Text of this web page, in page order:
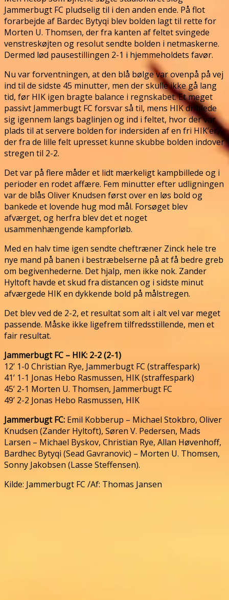
Jammerbugt FC pludselig til i den anden ende. På flot
forarbejde af Bardec Bytyqi blev bolden lagt til rette for
Morten U. Thomsen, der fra kanten af feltet svingede
venstreskøjten og resolut sendte bolden i netmaskerne.
Dermed lød pausestillingen 2-1 i hjemmeholdets favør.
Nu var forventningen, at den blå bølge var ovenpå på vej
ind til de sidste 45 minutter, men der skulle ikke gå lang
tid, før HIK igen bragte balance i regnskabet. Et meget
passivt Jammerbugt FC forsvar så til, mens HIK driblede
sig igennem langs baglinjen og ind i feltet, hvor der var
plads til at servere bolden for indersiden af en fri HIK’er,
der fra de lille felt upresset kunne skubbe bolden indover
stregen til 2-2.
Det var på flere måder et lidt mærkeligt kampbillede og i
perioder en rodet affære. Fem minutter efter udligningen
var de blås Oliver Knudsen først over en løs bold og
bankede et lovende hug mod mål. Forsøget blev
afværget, og herfra blev det et noget
usammenhængende kampforløb.
Med en halv time igen sendte cheftræner Zinck hele tre
nye mand på banen i bestræbelserne på at få bedre greb
om begivenhederne. Det hjalp, men ikke nok. Zander
Hyltoft havde et skud fra distancen og i sidste minut
afværgede HIK en dykkende bold på målstregen.
Det blev ved de 2-2, et resultat som alt i alt vel var meget
passende. Måske ikke ligefrem tilfredsstillende, men et
fair resultat.
Jammerbugt FC – HIK: 2-2 (2-1)
12’ 1-0 Christian Rye, Jammerbugt FC (straffespark)
41’ 1-1 Jonas Hebo Rasmussen, HIK (straffespark)
45’ 2-1 Morten U. Thomsen, Jammerbugt FC
49’ 2-2 Jonas Hebo Rasmussen, HIK
Jammerbugt FC: Emil Kobberup – Michael Stokbro, Oliver
Knudsen (Zander Hyltoft), Søren V. Pedersen, Mads
Larsen – Michael Byskov, Christian Rye, Allan Høvenhoff,
Bardhec Bytyqi (Sead Gavranovic) – Morten U. Thomsen,
Sonny Jakobsen (Lasse Steffensen).
Kilde: Jammerbugt FC /Af: Thomas Jansen